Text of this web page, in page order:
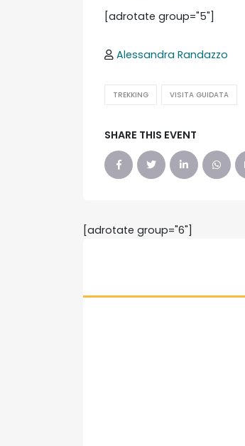
[adrotate group="5"]
Alessandra Randazzo
TREKKING VISITA GUIDATA
SHARE THIS EVENT
[adrotate group="6"]